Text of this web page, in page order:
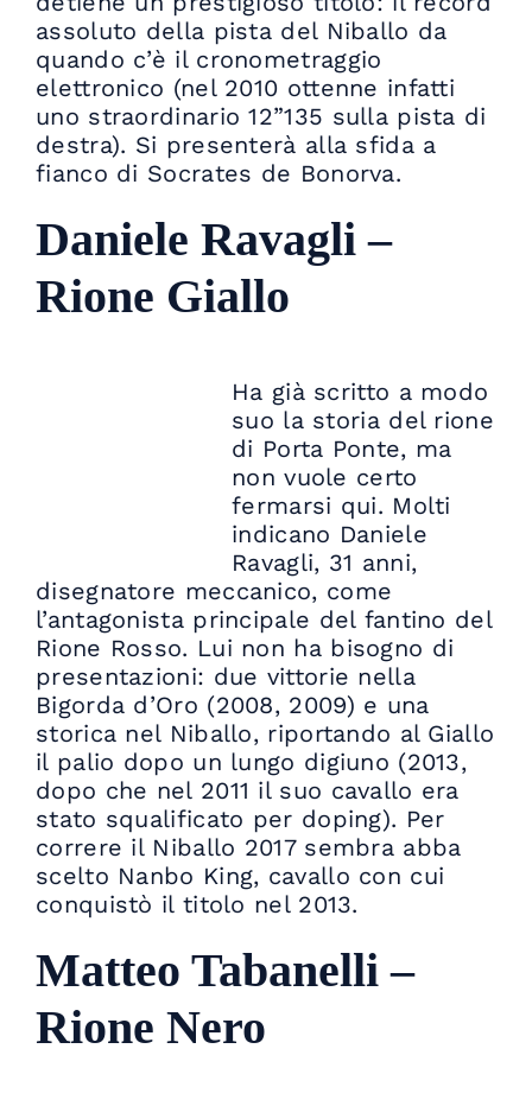
assoluto della pista del Niballo da
quando c’è il cronometraggio
elettronico (nel 2010 ottenne infatti
uno straordinario 12”135 sulla pista di
destra). Si presenterà alla sfida a
fianco di Socrates de Bonorva.
Daniele Ravagli –
Rione Giallo
Ha già scritto a modo
suo la storia del rione
di Porta Ponte, ma
non vuole certo
fermarsi qui. Molti
indicano Daniele
Ravagli, 31 anni,
disegnatore meccanico, come
l’antagonista principale del fantino del
Rione Rosso. Lui non ha bisogno di
presentazioni: due vittorie nella
Bigorda d’Oro (2008, 2009) e una
storica nel Niballo, riportando al Giallo
il palio dopo un lungo digiuno (2013,
dopo che nel 2011 il suo cavallo era
stato squalificato per doping). Per
correre il Niballo 2017 sembra abba
scelto Nanbo King, cavallo con cui
conquistò il titolo nel 2013.
Matteo Tabanelli –
Rione Nero